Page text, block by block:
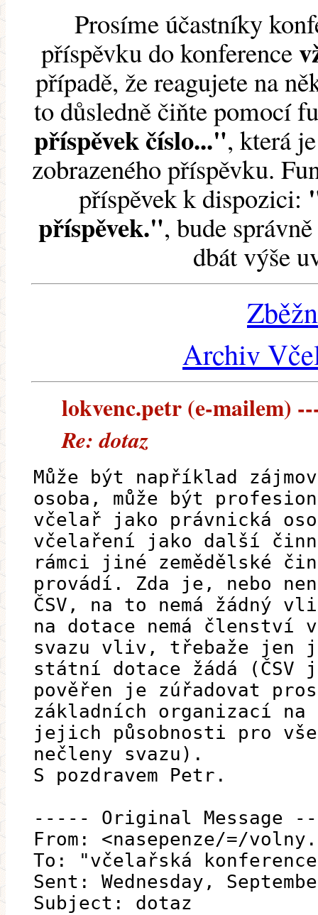
Prosíme účastníky
příspěvku do konference
případě, že reagujete na
to důsledně čiňte pomocí
příspěvek číslo...", která
zobrazeného příspěvku.
příspěvek k dispozici:
příspěvek.", bude
dbát výše
Archiv
lokvenc.petr (e-mailem)
Re: dotaz
Může být například
osoba, může být
včelař jako právnická
včelaření jako další
rámci jiné zemědělské
provádí. Zda je, nebo
ČSV, na to nemá žádný
na dotace nemá členství
svazu vliv, třebaže jen
státní dotace žádá (ČSV
pověřen je zúřadovat
základních organizací na
jejich působnosti pro
nečleny svazu).
S pozdravem Petr.
----- Original Message
From: <nasepenze/=/
To: "včelařská
Sent: Wednesday,
Subject: dotaz